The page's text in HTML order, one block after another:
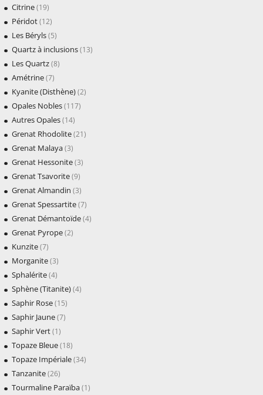
Citrine(19)
Péridot(12)
Les Béryls(5)
Quartz à inclusions(13)
Les Quartz(8)
Amétrine(7)
Kyanite (Disthène)(2)
Opales Nobles(117)
Autres Opales(14)
Grenat Rhodolite(21)
Grenat Malaya(3)
Grenat Hessonite(3)
Grenat Tsavorite(9)
Grenat Almandin (3)
Grenat Spessartite(7)
Grenat Démantoïde(4)
Grenat Pyrope(2)
Kunzite(7)
Morganite(3)
Sphalérite(4)
Sphène (Titanite)(4)
Saphir Rose(15)
Saphir Jaune(7)
Saphir Vert(1)
Topaze Bleue(18)
Topaze Impériale(34)
Tanzanite(26)
Tourmaline Paraïba(1)